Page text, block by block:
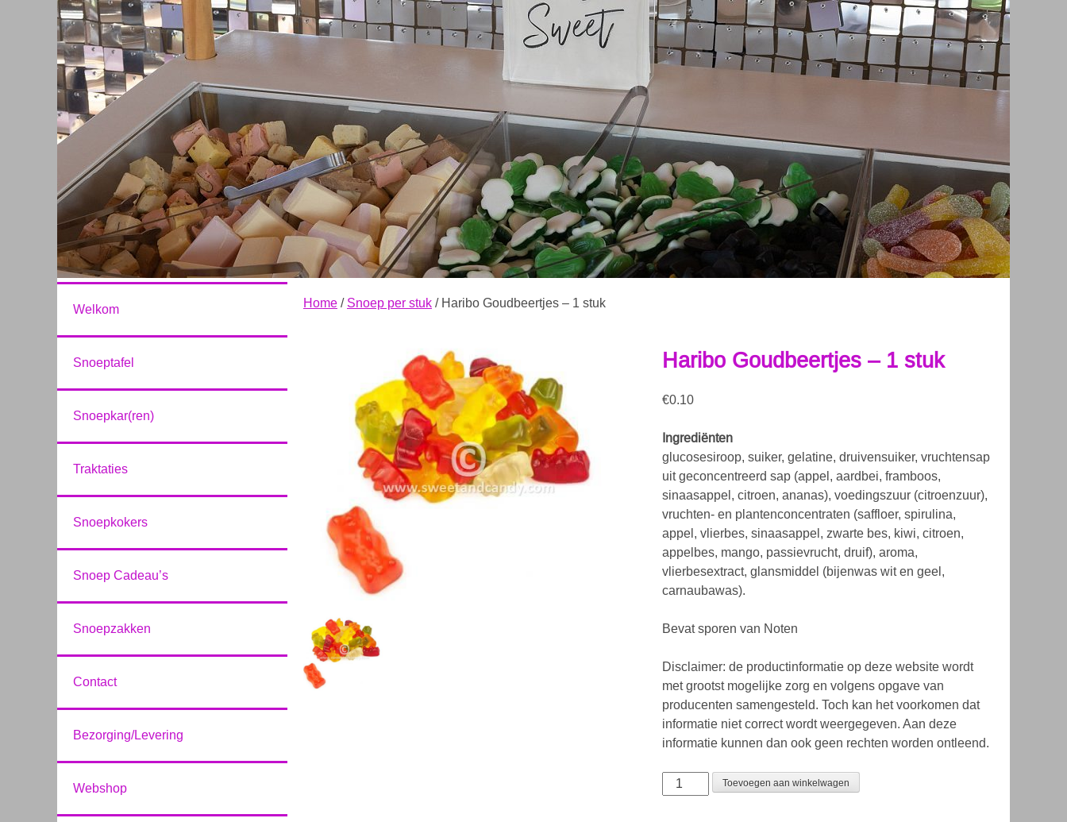
Home / Snoep per stuk / Haribo Goudbeertjes – 1 stuk
Haribo Goudbeertjes – 1 stuk
€0.10
Ingrediënten
glucosesiroop, suiker, gelatine, druivensuiker, vruchtensap
uit geconcentreerd sap (appel, aardbei, framboos,
sinaasappel, citroen, ananas), voedingszuur (citroenzuur),
vruchten- en plantenconcentraten (saffloer, spirulina,
appel, vlierbes, sinaasappel, zwarte bes, kiwi, citroen,
appelbes, mango, passievrucht, druif), aroma,
vlierbesextract, glansmiddel (bijenwas wit en geel,
carnaubawas).
Bevat sporen van Noten
Disclaimer: de productinformatie op deze website wordt
met grootst mogelijke zorg en volgens opgave van
producenten samengesteld. Toch kan het voorkomen dat
informatie niet correct wordt weergegeven. Aan deze
informatie kunnen dan ook geen rechten worden ontleend.
Toevoegen aan winkelwagen
Welkom
Snoeptafel
Snoepkar(ren)
Traktaties
Snoepkokers
Snoep Cadeau’s
Snoepzakken
Contact
Bezorging/Levering
Webshop